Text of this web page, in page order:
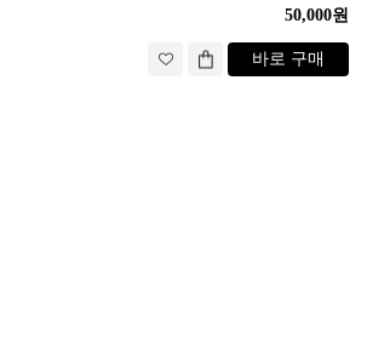
50,000원
바로 구매